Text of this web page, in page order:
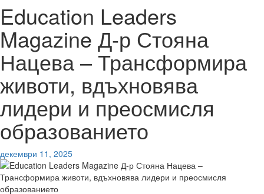
Education Leaders
Magazine Д-р Стояна
Нацева – Трансформира
животи, вдъхновява
лидери и преосмисля
образованието
декември 11, 2025